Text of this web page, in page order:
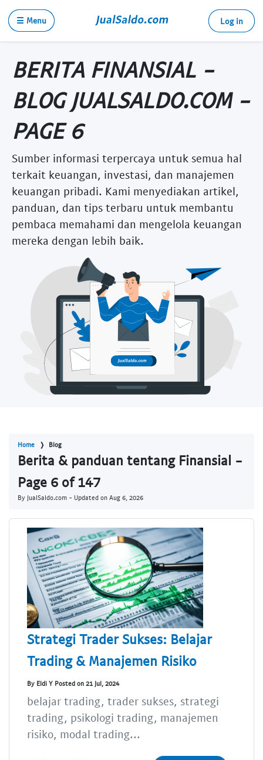
☰ Menu Log in
BERITA FINANSIAL -
BLOG JUALSALDO.COM -
PAGE 6
Sumber informasi terpercaya untuk semua hal
terkait keuangan, investasi, dan manajemen
keuangan pribadi. Kami menyediakan artikel,
panduan, dan tips terbaru untuk membantu
pembaca memahami dan mengelola keuangan
mereka dengan lebih baik.
Home Blog
Berita & panduan tentang Finansial -
Page 6 of 147
By JualSaldo.com - Updated on Aug 6, 2026
Strategi Trader Sukses: Belajar
Trading & Manajemen Risiko
By Eldi Y Posted on 21 Jul, 2024
belajar trading, trader sukses, strategi
trading, psikologi trading, manajemen
risiko, modal trading...